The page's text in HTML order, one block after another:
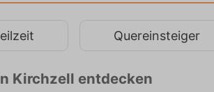
Quereinsteiger
Kirchzell entdecken